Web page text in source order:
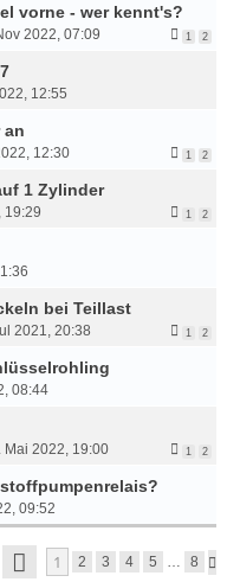
vorne - wer kennt's?
2022, 07:09 1 2
12:55
an
12:30 1 2
1 Zylinder
19:29 1 2
bei Teillast
2021, 20:38 1 2
08:44
Mai 2022, 19:00 1 2
09:52
1 2 3 4 5 … 8